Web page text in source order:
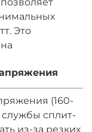
Это
(160-
службы сплит-
из-за резких